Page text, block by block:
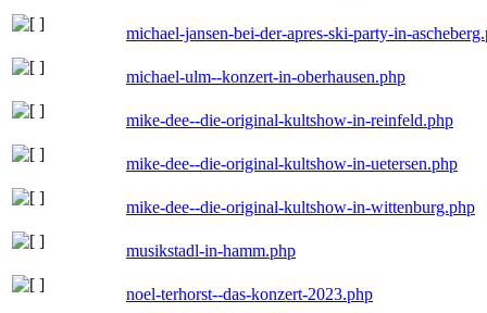
michael-jansen-bei-der-apres-ski-party-in-
michael-ulm--konzert-in-oberhausen.php
mike-dee--die-original-kultshow-in-reinfeld.php
mike-dee--die-original-kultshow-in-uetersen.php
mike-dee--die-original-kultshow-in-wittenburg.php
musikstadl-in-hamm.php
noel-terhorst--das-konzert-2023.php